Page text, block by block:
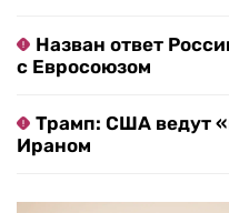
Назван ответ
с Евросоюзом
Трамп: США ведут
Ираном